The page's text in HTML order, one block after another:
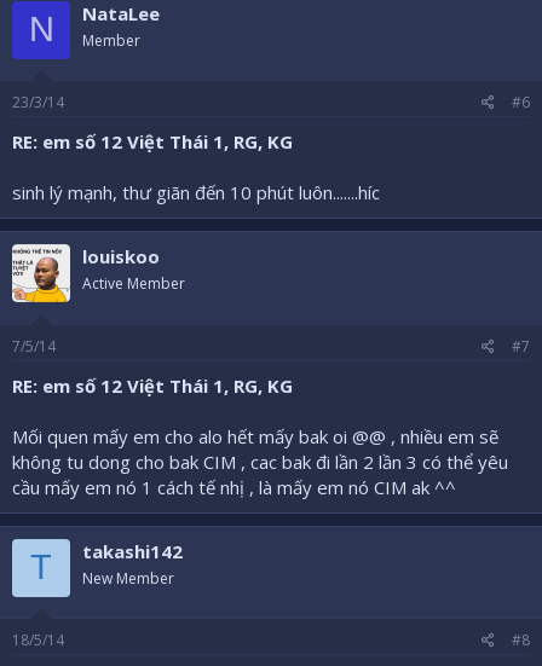
N NataLee
Member
23/3/14 #6
RE: em số 12 Việt Thái 1, RG, KG
sinh lý mạnh, thư giãn đến 10 phút luôn.......híc
louiskoo
Active Member
7/5/14 #7
RE: em số 12 Việt Thái 1, RG, KG
Mối quen mấy em cho alo hết mấy bak oi @@ , nhiều em sẽ
không tu dong cho bak CIM , cac bak đi lần 2 lần 3 có thể yêu
cầu mấy em nó 1 cách tế nhị , là mấy em nó CIM ak ^^
T takashi142
New Member
18/5/14 #8